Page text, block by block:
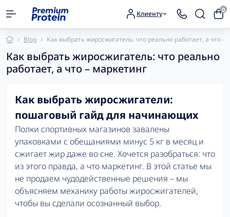
Клиенту 0
Blog Как выбрать жиросжигатель: что реально работает, а что –
Как выбрать жиросжигатель: что реально
работает, а что – маркетинг
Как выбрать жиросжигатели:
пошаговый гайд для начинающих
Полки спортивных магазинов завалены
упаковками с обещаниями минус 5 кг в месяц и
сжигает жир даже во сне. Хочется разобраться: что
из этого правда, а что маркетинг. В этой статье мы
не продаем чудодейственные решения – мы
объясняем механику работы жиросжигателей,
чтобы вы сделали осознанный выбор.